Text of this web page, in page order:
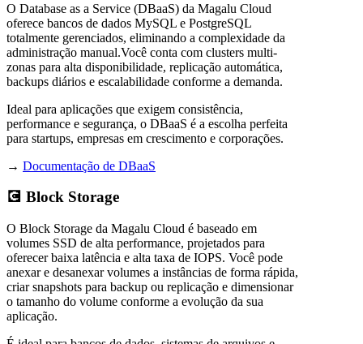
O Database as a Service (DBaaS) da Magalu Cloud
oferece bancos de dados MySQL e PostgreSQL
totalmente gerenciados, eliminando a complexidade da
administração manual.Você conta com clusters multi-
zonas para alta disponibilidade, replicação automática,
backups diários e escalabilidade conforme a demanda.
Ideal para aplicações que exigem consistência,
performance e segurança, o DBaaS é a escolha perfeita
para startups, empresas em crescimento e corporações.
→ Documentação de DBaaS
💽 Block Storage
O Block Storage da Magalu Cloud é baseado em
volumes SSD de alta performance, projetados para
oferecer baixa latência e alta taxa de IOPS. Você pode
anexar e desanexar volumes a instâncias de forma rápida,
criar snapshots para backup ou replicação e dimensionar
o tamanho do volume conforme a evolução da sua
aplicação.